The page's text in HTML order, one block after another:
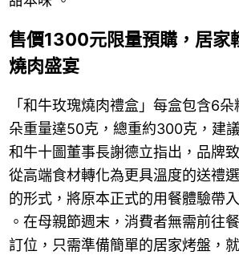
售價1300元限量預購，居家
燒肉盛宴
「和牛玫瑰燒肉禮盒」每盒包含6
朵重量達50克，總重約300克，建
和牛十圖董事長謝德立指出，品牌
從高端食材轉化為更具溫度的送禮
的形式，將原本正式的用餐體驗帶
。在母親節週末，消費者無需前往
訂位，只需準備簡單的居家烤盤，